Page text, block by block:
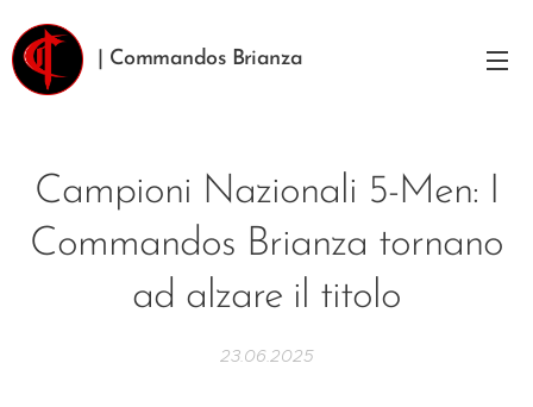
| Commandos Brianza
Campioni Nazionali 5-Men: I
Commandos Brianza tornano
ad alzare il titolo
23.06.2025